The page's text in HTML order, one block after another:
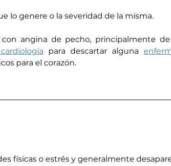
lo genere o la severidad de la misma.
angina de pecho, principalmente de
para descartar alguna
para el corazón.
físicas o estrés y generalmente